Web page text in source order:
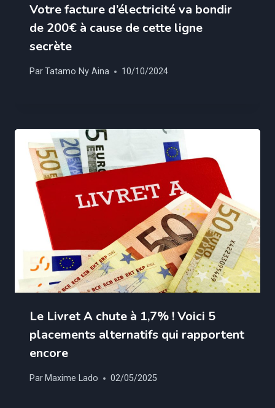
Votre facture d’électricité va bondir
de 200€ à cause de cette ligne
secrète
ParTatamo Ny Aina 10/10/2024
Le Livret A chute à 1,7% ! Voici 5
placements alternatifs qui rapportent
encore
Par Maxime Lado 02/05/2025